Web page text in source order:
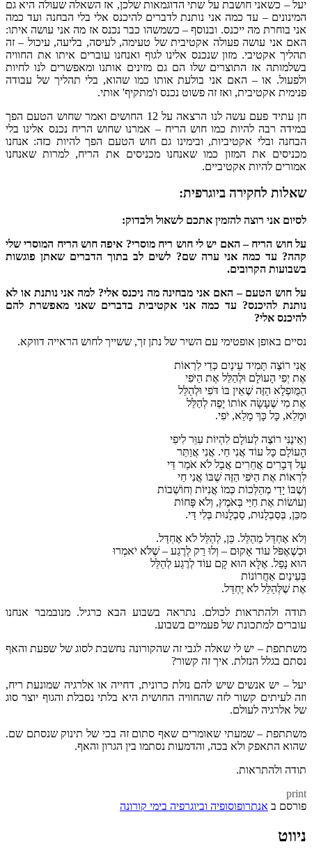
יעל – כשאני חושבת על שתי הדוגמאות שלכן, אז השאלה שעולה היא גם
המינונים – עד כמה אני נותנת לדברים להיכנס אלי בלי הבחנה ועד כמה
אני בוחרת מה ייכנס. ובנוסף – כשמשהו כבר נכנס אז מה אני עושה איתו:
האם אני עושה פעולה אקטיבית של טעימה, לעיסה, בליעה, עיכול – זה
תהליך אקטיבי. מזון שנכנס אלינו לגוף ואנחנו עוברים איתו את החוויה
בשלמותה אז התוצרים שלו הם גם מזינים אותנו ומאפשרים לנו לחיות
ולפעול. או – האם אני בולעת אותו כמו שהוא, בלי תהליך של עבודה
פנימית אקטיבית, ואז זה פשוט נכנס ו'מתקיף' אותי.
חן עתיד פעם עשה לנו הרצאה על 12 החושים ואמר שחוש הטעם הפך
במידה רבה להיות כמו חוש הריח – אמרנו שחוש הריח נכנס אלינו בלי
הבחנה ובלי אקטיביות, ובימינו גם חוש הטעם הפך להיות כזה: אנחנו
מכניסים את המזון כמו שאנחנו מכניסים את הריח, למרות שאנחנו
אמורים להיות אקטיביים.
שאלות לחקירה ביוגרפית:
לסיום אני רוצה להזמין אתכם לשאול ולבדוק:
על חוש הריח – האם יש לי חוש ריח מוסרי? איפה חוש הריח המוסרי שלי
קהה? עד כמה אני ערה שם? לשים לב בתוך הדברים שאתן פוגשות
בשבועות הקרובים.
על חוש הטעם – האם אני מבחינה מה ניכנס אלי? למה אני נותנת או לא
נותנת להיכנס? עד כמה אני אקטיבית בדברים שאני מאפשרת להם
להיכנס אלי?
נסיים באופן אופטימי עם השיר של נתן זך, ששייך לחוש הראייה דווקא.
אֲנִי רוֹצֶה תָּמִיד עֵינַיִם כְּדֵי לִרְאוֹת
אֶת יְפִי הָעוֹלָם וּלְהַלֵּל אֶת הַיֹּפִי
הַמֻּופְלָא הַזֶּה שֶׁאֵין בּוֹ דֹּפִי וּלְהַלֵּל
אֶת מִי שֶׁעָשָׂה אוֹתוֹ יָפֶה לְהַלֵּל
וּמָלֵא, כָּל כָּךְ מָלֵא, יֹפִי.
וְאֵינֶנִּי רוֹצֶה לְעוֹלָם לִהְיוֹת עִוֵּר לִיפִי
הָעוֹלָם כָּל עוֹד אֲנִי חַי. אֲנִי אֲוַתֵּר
עַל דְּבָרִים אֲחֵרִים אֲבָל לֹא אֹמַר דַּי
לִרְאוֹת אֶת הַיֹּפִי הַזֶּה שֶׁבּוֹ אֲנִי חַי
וְשֶׁבּוֹ יָדַי מְהַלְּכוֹת כְּמוֹ אֳנִיּוֹת וְחוֹשְׁבוֹת
וְעוֹשׂוֹת אֶת חַיַּי בְּאֹמֶץ, וְלֹא פָּחוֹת
מִכֵּן, בְּסַבְלָנוּת, סַבְלָנוּת בְּלִי דַּי.
וְלֹא אֶחְדַּל מֵהַלֵּל. כֵּן, לְהַלֵּל לֹא אֶחְדַּל.
וּכְשֶׁאֶפֹּל עוֹד אָקוּם – וְלוּ רַק לְרֶגַע – שֶׁלֹּא יֹאמְרוּ
הוּא נָפַל. אֶלָּא הוּא קָם עוֹד לְרֶגַע לְהַלֵּל
בְּעֵינַיִם אַחֲרוֹנוֹת
אֶת שֶׁלְּהַלֵּל לֹא יֶחְדַּל.
תודה ולהתראות לכולם. נתראה בשבוע הבא כרגיל. מנובמבר אנחנו
עוברים למתכונת של פעמיים בשבוע.
משתתפת – יש לי שאלה לגבי זה שהקורונה נחשבת לסוג של שפעת והאף
נסתם בגלל הנזלת. איך זה קשור?
יעל – יש אנשים שיש להם נזלת כרונית, דחייה או אלרגיה שמונעת ריח,
וזה לעיתים קשור לזה שהחוויה החושית היא בלתי נסבלת והגוף יוצר סוג
של אלרגיה לעולם.
משתתפת – שמעתי שאומרים שאף סתום זה בכי של תינוק שנסתם שם.
שהוא התאפק ולא בכה, והדמעות נסתמו בין הגרון והאף.
תודה ולהתראות.
print
פורסם ב אנתרופוסופיה וביוגרפיה בימי קורונה
ניווט